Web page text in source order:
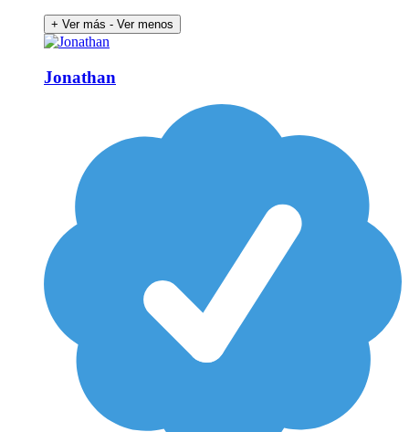
+ Ver más - Ver menos
Jonathan